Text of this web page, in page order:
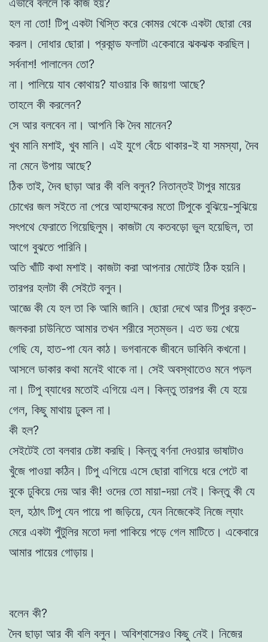
এভাবে বললে কি কাজ হয়?
হল না তো! টিপু একটা খিস্তি করে কোমর থেকে একটা ছোরা বের
করল। দোধার ছোরা। প্রকান্ড ফলাটা একেবারে ঝকঝক করছিল।
সর্বনাশ! পালালেন তো?
না। পালিয়ে যাব কোথায়? যাওয়ার কি জায়গা আছে?
তাহলে কী করলেন?
সে আর বলবেন না। আপনি কি দৈব মানেন?
খুব মানি মশাই, খুব মানি। এই যুগে বেঁচে থাকার-ই যা সমস্যা, দৈব
না মেনে উপায় আছে?
ঠিক তাই, দৈব ছাড়া আর কী বলি বলুন? নিতান্তই টাপুর মায়ের
চোখের জল সইতে না পেরে আহাম্মকের মতো টিপুকে বুঝিয়ে-সুঝিয়ে
সৎপথে ফেরাতে গিয়েছিলুম। কাজটা যে কতবড়ো ভুল হয়েছিল, তা
আগে বুঝতে পারিনি।
অতি খাঁটি কথা মশাই। কাজটা করা আপনার মোটেই ঠিক হয়নি।
তারপর হলটা কী সেইটে বলুন।
আজ্ঞে কী যে হল তা কি আমি জানি। ছোরা দেখে আর টিপুর রক্ত-
জলকরা চাউনিতে আমার তখন শরীরে স্তম্ভন। এত ভয় খেয়ে
গেছি যে, হাত-পা যেন কাঠ। ভগবানকে জীবনে ডাকিনি কখনো।
আসলে ডাকার কথা মনেই থাকে না। সেই অবস্থাতেও মনে পড়ল
না। টিপু ব্যাধের মতোই এগিয়ে এল। কিন্তু তারপর কী যে হয়ে
গেল, কিছু মাথায় ঢুকল না।
কী হল?
সেইটেই তো বলবার চেষ্টা করছি। কিন্তু বর্ণনা দেওয়ার ভাষাটাও
খুঁজে পাওয়া কঠিন। টিপু এগিয়ে এসে ছোরা বাগিয়ে ধরে পেটে বা
বুকে ঢুকিয়ে দেয় আর কী! ওদের তো মায়া-দয়া নেই। কিন্তু কী যে
হল, হঠাৎ টিপু যেন পায়ে পা জড়িয়ে, যেন নিজেকেই নিজে ল্যাং
মেরে একটা পুঁটুলির মতো দলা পাকিয়ে পড়ে গেল মাটিতে। একেবারে
আমার পায়ের গোড়ায়।
বলেন কী?
দৈব ছাড়া আর কী বলি বলুন। অবিশ্বাসেরও কিছু নেই। নিজের